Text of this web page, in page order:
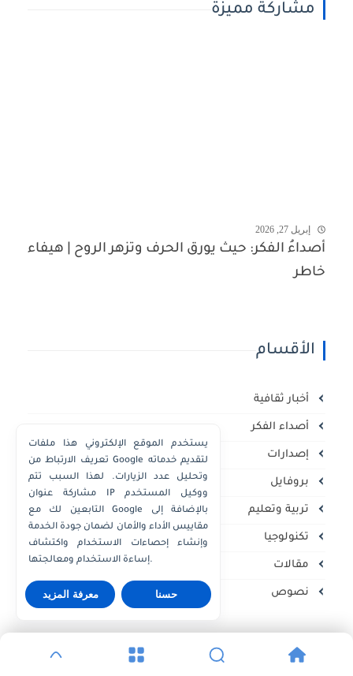
مشاركة مميزة
إبريل 27, 2026
أصداءُ الفكر: حيث يورق الحرف وتزهر الروح | هيفاء
خاطر
الأقسام
أخبار ثقافية
أصداء الفكر
إصدارات
بروفايل
تربية وتعليم
تكنولوجيا
مقالات
نصوص
الصفحات
يستخدم الموقع الإلكتروني هذا ملفات
تعريف الارتباط من Google لتقديم خدماته
وتحليل عدد الزيارات. لهذا السبب تتم
مشاركة عنوان IP ووكيل المستخدم
التابعين لك مع Google بالإضافة إلى
مقاييس الأداء والأمان لضمان جودة الخدمة
وإنشاء إحصاءات الاستخدام واكتشاف
إساءة الاستخدام ومعالجتها.
معرفة المزيد حسنا